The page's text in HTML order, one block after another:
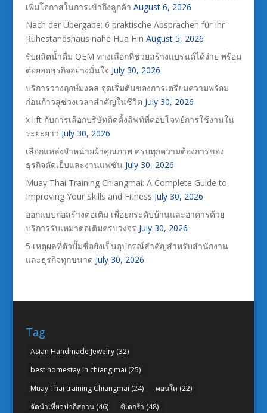
เพิ่มโอกาสในการเข้าถึงลูกค้า August 6, 2026
Nach der Übergabe: 6 praktische Absprachen für Ihr
Ruhestandshaus nahe Hua Hin August 5, 2026
รับผลิตน้ำดื่ม OEM ทางเลือกที่ช่วยสร้างแบรนด์ได้ง่าย พร้อม
ต่อยอดธุรกิจอย่างมั่นใจ July 30, 2026
บริการวางฤกษ์มงคล จุดเริ่มต้นของการเตรียมความพร้อม
ก่อนก้าวสู่ช่วงเวลาสำคัญในชีวิต July 30, 2026
x lift กับการเลือกบริษัทติดตั้งลิฟท์ที่ตอบโจทย์การใช้งานใน
ระยะยาว July 30, 2026
เลือกแหล่งจำหน่ายผ้าคุณภาพ ครบทุกความต้องการของ
ธุรกิจตัดเย็บและงานแฟชั่น July 30, 2026
Muay Thai Training Chiangmai: A Complete Guide to
Improving Your Skills and Fitness July 30, 2026
ออกแบบก่อสร้างต่อเติม เพื่อยกระดับบ้านและอาคารด้วย
บริการรับเหมาต่อเติมครบวงจร July 30, 2026
5 เหตุผลที่ตัวปั๊มชื่อยังเป็นอุปกรณ์สำคัญสำหรับสำนักงาน
และธุรกิจทุกขนาด July 30, 2026
Tag
Asian Handmade Jewelry(32)
best homestay in chiang mai (25)
Muay Thai training Chiangmai (24) คอนโด (22)
จัดนำเที่ยวปากีสถาน(46) ซิเดกร้า (48)